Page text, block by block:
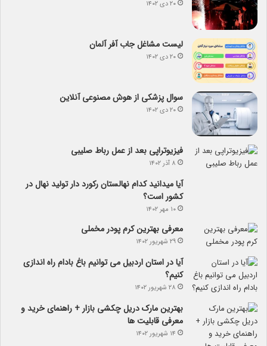
۲۰ دی ۱۴۰۲
لیست مشاغل جاب آفر آلمان
۲۰ دی ۱۴۰۲
سوال پزشکی از هوش مصنوعی آنلاین
۲۰ دی ۱۴۰۲
فیزیوتراپی بعد از عمل رباط صلیبی
۸ آذر ۱۴۰۲
آیا می­دانید کدام نهالستان رکورد دار تولید نهال­ در
کشور است؟
۱۰ مهر ۱۴۰۲
معرفی بهترین کرم پودر مخملی
۲۹ شهریور ۱۴۰۲
آیا در استان اردبیل می توانیم باغ بادام راه اندازی
کنیم؟
۲۸ شهریور ۱۴۰۲
بهترین مارک دریل چکشی بازار + راهنمای خرید و
معرفی قابلیت ها
۱۴ شهریور ۱۴۰۲